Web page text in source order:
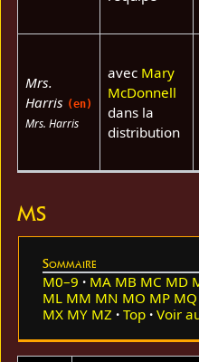
Mrs.
Harris (en)
Mrs. Harris
avec Mary
McDonnell
dans la
distribution
MS
Sommaire
M0–9 MA MB MC MD
ML MM MN MO MP MQ
MX MY MZ Top Voir